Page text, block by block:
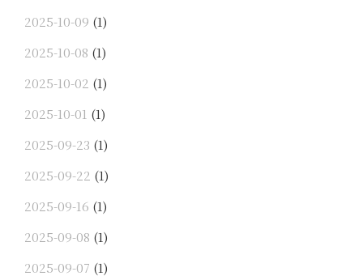
2025-10-09 (1)
2025-10-08 (1)
2025-10-02 (1)
2025-10-01 (1)
2025-09-23 (1)
2025-09-22 (1)
2025-09-16 (1)
2025-09-08 (1)
2025-09-07 (1)